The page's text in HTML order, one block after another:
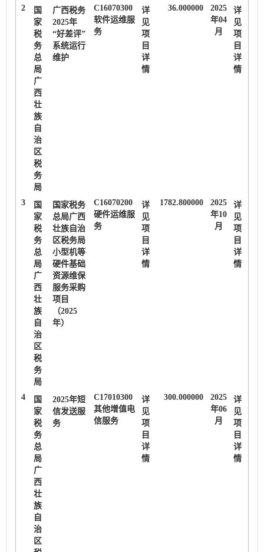
2
国
家
税
务
总
局
广
西
壮
族
自
治
区
税
务
局
广西税务
2025年
“好差评”
系统运行
维护
C16070300
软件运维服
务
详
见
项
目
详
情
36.000000
2025
年04
月
详
见
项
目
详
情
3
国
家
税
务
总
局
广
西
壮
族
自
治
区
税
务
局
国家税务
总局广西
壮族自治
区税务局
小型机等
硬件基础
资源维保
服务采购
项目
（2025
年）
C16070200
硬件运维服
务
详
见
项
目
详
情
1782.800000
2025
年10
月
详
见
项
目
详
情
4
国
家
税
务
总
局
广
西
壮
族
自
治
区
2025年短
信发送服
务
C17010300
其他增值电
信服务
详
见
项
目
详
情
300.000000
2025
年06
月
详
见
项
目
详
情